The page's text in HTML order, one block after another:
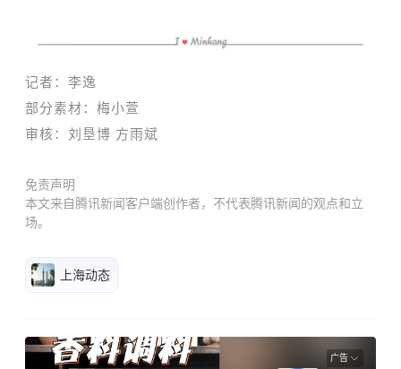
记者：李逸
部分素材：梅小萱
审核：刘垦博 方雨斌
免责声明
本文来自腾讯新闻客户端创作者，不代表腾讯新闻的观点和立
场。
上海动态
广告